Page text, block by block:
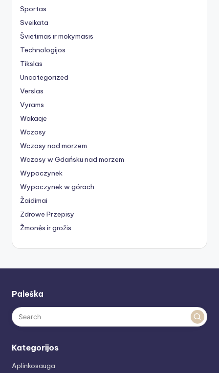
Sportas
Sveikata
Švietimas ir mokymasis
Technologijos
Tikslas
Uncategorized
Verslas
Vyrams
Wakacje
Wczasy
Wczasy nad morzem
Wczasy w Gdańsku nad morzem
Wypoczynek
Wypoczynek w górach
Žaidimai
Zdrowe Przepisy
Žmonės ir grožis
Paieška
Kategorijos
Aplinkosauga